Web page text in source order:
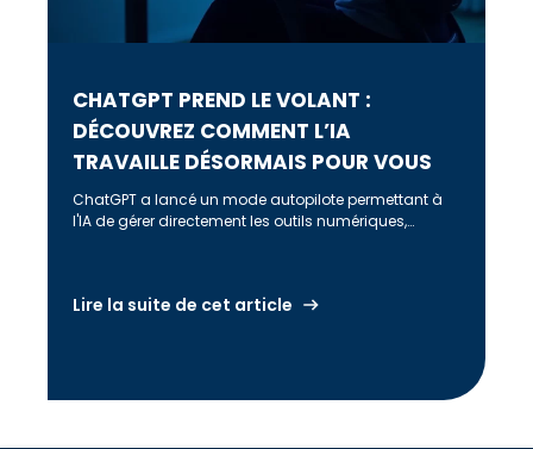
CHATGPT PREND LE VOLANT :
DÉCOUVREZ COMMENT L’IA
TRAVAILLE DÉSORMAIS POUR VOUS
ChatGPT a lancé un mode autopilote permettant à
l'IA de gérer directement les outils numériques,
d'interopérabilité.
Lire la suite de cet article